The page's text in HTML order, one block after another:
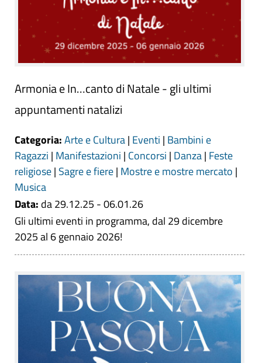
Armonia e In…canto di Natale - gli ultimi
appuntamenti natalizi
Categoria:Arte e Cultura| Eventi | Bambini e
Ragazzi | Manifestazioni | Concorsi | Danza| Feste
religiose| Sagre e fiere| Mostre e mostre mercato |
Musica
Data: da 29.12.25 - 06.01.26
Gli ultimi eventi in programma, dal 29 dicembre
2025 al 6 gennaio 2026!